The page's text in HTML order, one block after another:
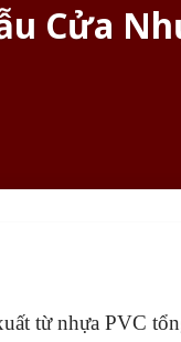
Cửa
từ nhựa PVC